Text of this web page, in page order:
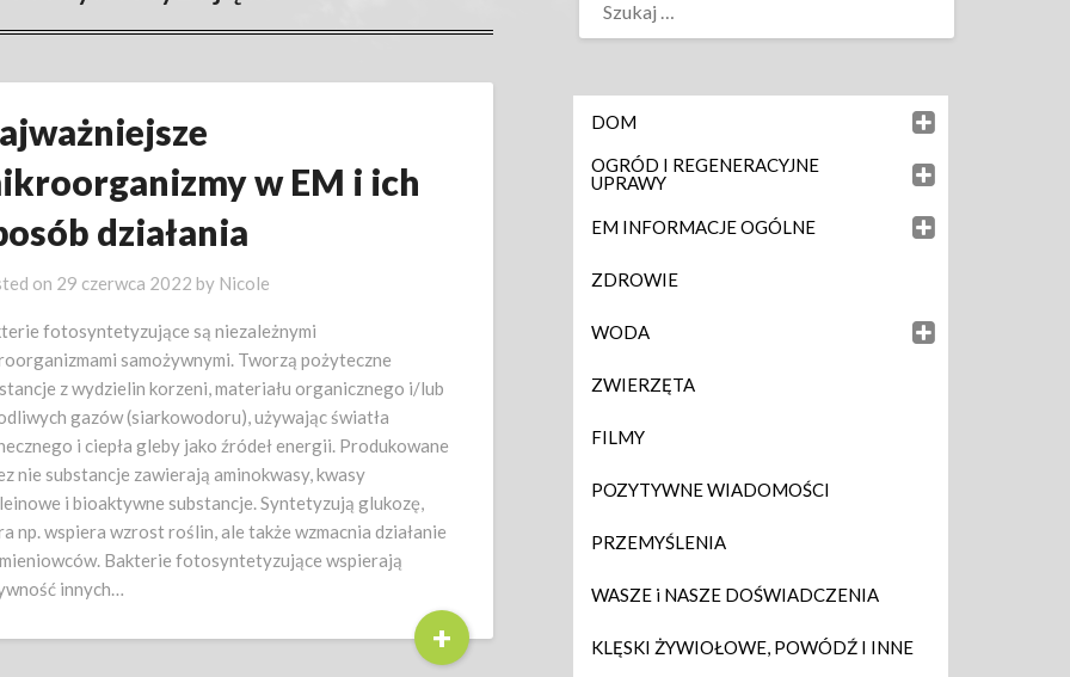
w EM i ich
działania
on 29 czerwca 2022 by Nicole
fotosyntetyzujące są niezależnymi
samożywnymi. Tworzą pożyteczne
z wydzielin korzeni, materiału organicznego i/lub
gazów (siarkowodoru), używając światła
i ciepła gleby jako źródeł energii. Produkowane
nie substancje zawierają aminokwasy, kwasy
i bioaktywne substancje. Syntetyzują glukozę,
np. wspiera wzrost roślin, ale także wzmacnia działanie
Bakterie fotosyntetyzujące wspierają
innych…
+
DOM
OGRÓD I REGENERACYJNE
UPRAWY
EM INFORMACJE OGÓLNE
ZDROWIE
WODA
ZWIERZĘTA
FILMY
POZYTYWNE WIADOMOŚCI
PRZEMYŚLENIA
WASZE i NASZE DOŚWIADCZENIA
KLĘSKI ŻYWIOŁOWE, POWÓDŹ I INNE